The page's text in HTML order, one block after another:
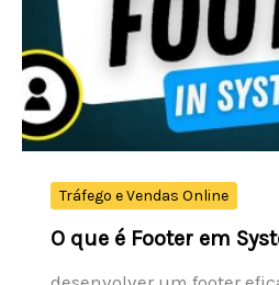
Tráfego e Vendas Online
O que é Footer em